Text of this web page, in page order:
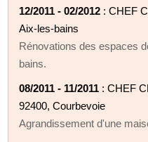
12/2011 - 02/2012 : CHEF
Aix-les-bains
Rénovations des espaces
bains.
08/2011 - 11/2011 : CHEF
92400, Courbevoie
Agrandissement d'une